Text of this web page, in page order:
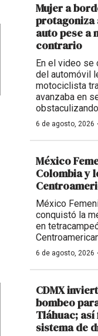
Mujer a
protagoniza
auto pese a
contrario
En el video se
del automóvil
motociclista
avanzaba en
6 de agosto, 2026 ·
México
Colombia y
México
conquistó la
en
6 de agosto, 2026 ·
CDMX
bombeo
Tláhuac;
sistema de